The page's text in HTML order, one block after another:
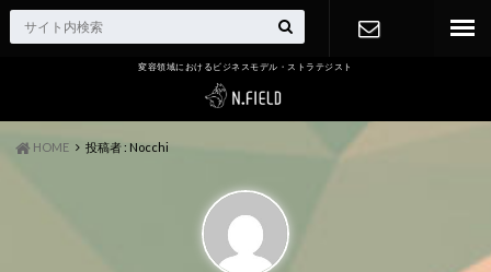
変容領域におけるビジネスモデル・ストラテジスト
せ
HOME 投稿者 : Nocchi